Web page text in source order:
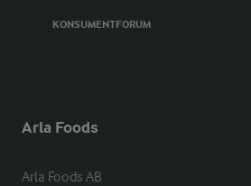
KONSUMENTFORUM
Arla Foods
Arla Foods AB